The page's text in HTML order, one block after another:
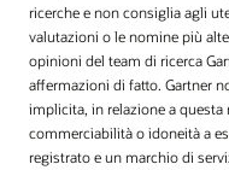
ricerche e non consiglia agli
valutazioni o le nomine più
opinioni del team di ricerca
affermazioni di fatto. Gartner
implicita, in relazione a questa
commerciabilità o idoneità a
registrato e un marchio di